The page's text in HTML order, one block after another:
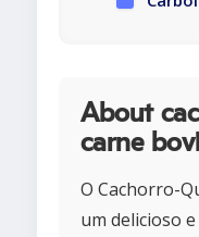
About
carne
O Cachorro-
um delicioso